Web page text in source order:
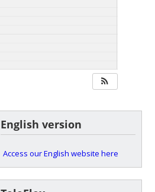
English version
Access our English website here